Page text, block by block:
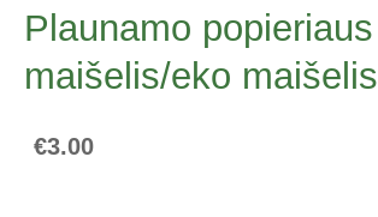
Plaunamo popieriaus
maišelis/eko maišelis
€3.00